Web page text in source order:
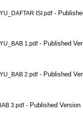
ISI.pdf-
1.pdf- Published
2.pdf- Published
3.pdf- Published Version